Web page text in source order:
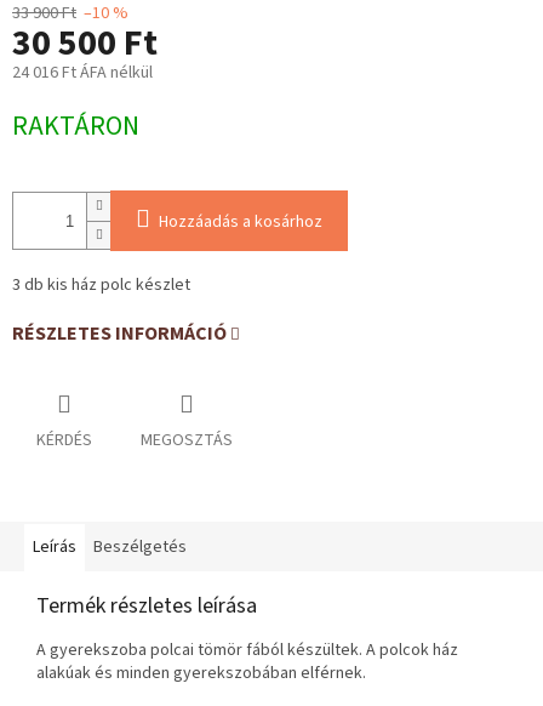
33 900 Ft –10 %
30 500 Ft
24 016 Ft ÁFA nélkül
Egységár:
RAKTÁRON
Hozzáadás a kosárhoz
3 db kis ház polc készlet
RÉSZLETES INFORMÁCIÓ
KÉRDÉS MEGOSZTÁS
Leírás Beszélgetés
Termék részletes leírása
A gyerekszoba polcai tömör fából készültek. A polcok ház
alakúak és minden gyerekszobában elférnek.